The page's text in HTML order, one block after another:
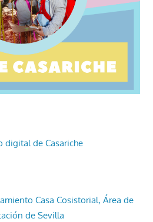
digital de Casariche
Casa Cosistorial, Área de
de Sevilla